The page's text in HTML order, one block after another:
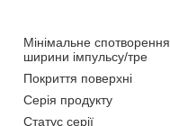
Мінімальне спотворення
ширини імпульсу/тре
Покриття поверхні
Серія продукту
Статус серії